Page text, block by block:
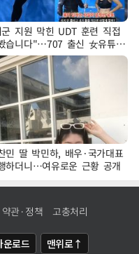
지원 막힌 UDT 훈련 직접
습니다"…707 출신 女유튜버
소화'
민 딸 박민하, 배우·국가대표
하더니…여유로운 근황 공개
약관·정책 고충처리
로드 맨위로↑